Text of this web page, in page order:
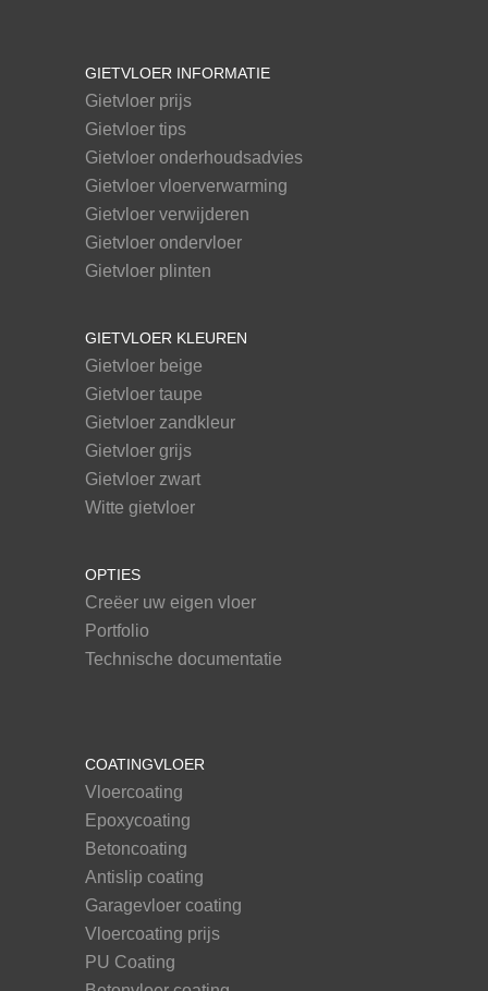
GIETVLOER INFORMATIE
Gietvloer prijs
Gietvloer tips
Gietvloer onderhoudsadvies
Gietvloer vloerverwarming
Gietvloer verwijderen
Gietvloer ondervloer
Gietvloer plinten
GIETVLOER KLEUREN
Gietvloer beige
Gietvloer taupe
Gietvloer zandkleur
Gietvloer grijs
Gietvloer zwart
Witte gietvloer
OPTIES
Creëer uw eigen vloer
Portfolio
Technische documentatie
COATINGVLOER
Vloercoating
Epoxycoating
Betoncoating
Antislip coating
Garagevloer coating
Vloercoating prijs
PU Coating